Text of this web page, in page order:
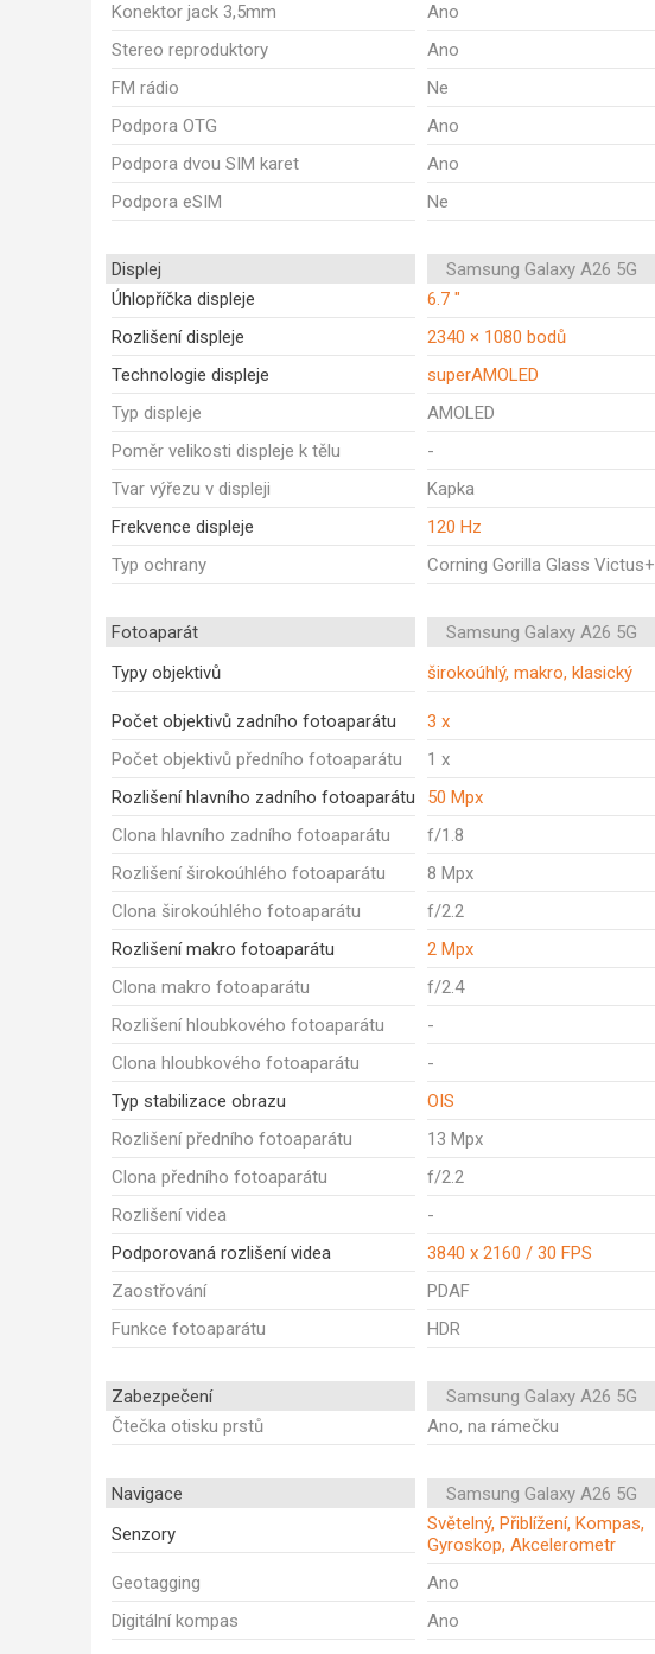
Konektor jack 3,5mm
Ano
Stereo reproduktory
Ano
FM rádio
Ne
Podpora OTG
Ano
Podpora dvou SIM karet
Ano
Podpora eSIM
Ne
Displej Samsung Galaxy A26 5G
Úhlopříčka displeje
6.7 "
Rozlišení displeje
2340 × 1080 bodů
Technologie displeje
superAMOLED
Typ displeje
AMOLED
Poměr velikosti displeje k tělu
-
Tvar výřezu v displeji
Kapka
Frekvence displeje
120 Hz
Typ ochrany
Corning Gorilla Glass Victus+
Fotoaparát Samsung Galaxy A26 5G
Typy objektivů
širokoúhlý, makro, klasický
Počet objektivů zadního fotoaparátu
3 x
Počet objektivů předního fotoaparátu
1 x
Rozlišení hlavního zadního fotoaparátu
50 Mpx
Clona hlavního zadního fotoaparátu
f/1.8
Rozlišení širokoúhlého fotoaparátu
8 Mpx
Clona širokoúhlého fotoaparátu
f/2.2
Rozlišení makro fotoaparátu
2 Mpx
Clona makro fotoaparátu
f/2.4
Rozlišení hloubkového fotoaparátu
-
Clona hloubkového fotoaparátu
-
Typ stabilizace obrazu
OIS
Rozlišení předního fotoaparátu
13 Mpx
Clona předního fotoaparátu
f/2.2
Rozlišení videa
-
Podporovaná rozlišení videa
3840 x 2160 / 30 FPS
Zaostřování
PDAF
Funkce fotoaparátu
HDR
Zabezpečení Samsung Galaxy A26 5G
Čtečka otisku prstů
Ano, na rámečku
Navigace Samsung Galaxy A26 5G
Senzory
Světelný, Přiblížení, Kompas,
Gyroskop, Akcelerometr
Geotagging
Ano
Digitální kompas
Ano